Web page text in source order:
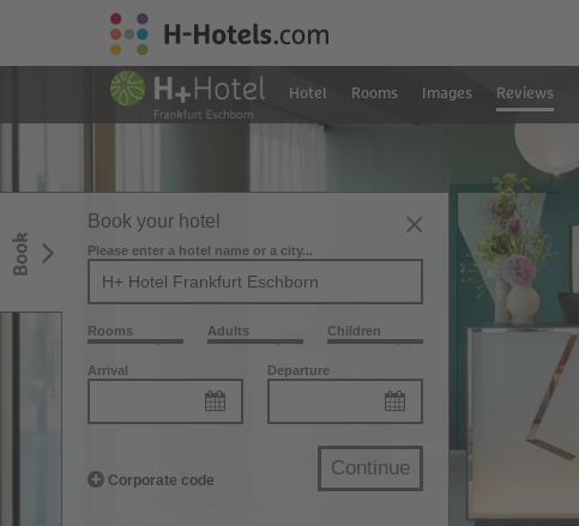
Hotel Rooms Images Reviews
Book
Book your hotel
Please enter a hotel name or a city...
Rooms Adults Children
Arrival Departure
Corporate code
Continue